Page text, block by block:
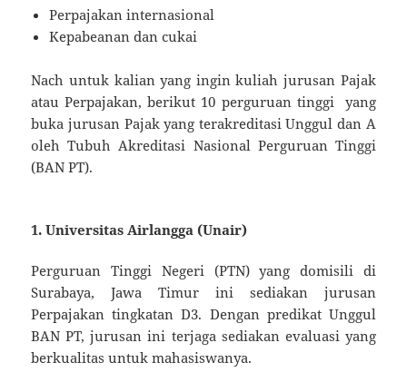
Perpajakan internasional
Kepabeanan dan cukai
Nach untuk kalian yang ingin kuliah jurusan Pajak
atau Perpajakan, berikut 10 perguruan tinggi yang
buka jurusan Pajak yang terakreditasi Unggul dan A
oleh Tubuh Akreditasi Nasional Perguruan Tinggi
(BAN PT).
1. Universitas Airlangga (Unair)
Perguruan Tinggi Negeri (PTN) yang domisili di
Surabaya, Jawa Timur ini sediakan jurusan
Perpajakan tingkatan D3. Dengan predikat Unggul
BAN PT, jurusan ini terjaga sediakan evaluasi yang
berkualitas untuk mahasiswanya.